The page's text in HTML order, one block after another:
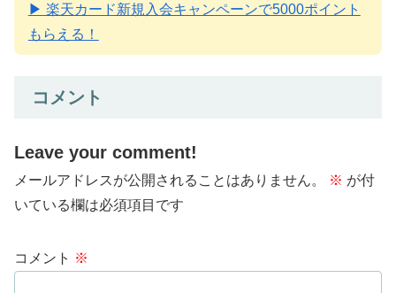
▶ 楽天カード新規入会キャンペーンで5000ポイント
もらえる！
コメント
Leave your comment!
メールアドレスが公開されることはありません。 ※ が付
いている欄は必須項目です
コメント ※